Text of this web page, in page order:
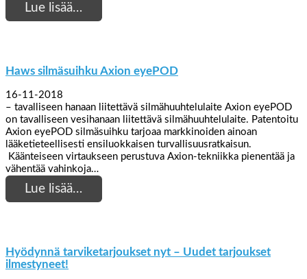
Lue lisää…
Haws silmäsuihku Axion eyePOD
16-11-2018
– tavalliseen hanaan liitettävä silmähuuhtelulaite Axion eyePOD
on tavalliseen vesihanaan liitettävä silmähuuhtelulaite. Patentoitu
Axion eyePOD silmäsuihku tarjoaa markkinoiden ainoan
lääketieteellisesti ensiluokkaisen turvallisuusratkaisun.
Käänteiseen virtaukseen perustuva Axion-tekniikka pienentää ja
vähentää vahinkoja…
Lue lisää…
Hyödynnä tarviketarjoukset nyt – Uudet tarjoukset
ilmestyneet!